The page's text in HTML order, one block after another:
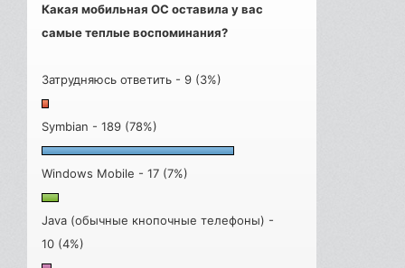
Какая мобильная ОС оставила у вас
самые теплые воспоминания?
Затрудняюсь ответить - 9 (3%)
Symbian - 189 (78%)
Windows Mobile - 17 (7%)
Java (обычные кнопочные телефоны) -
10 (4%)